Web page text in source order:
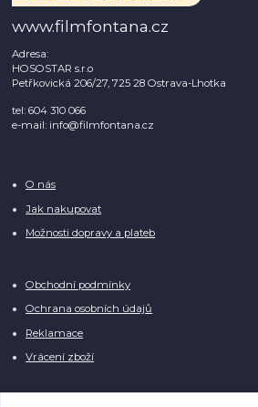
www.filmfontana.cz
Adresa:
HOSOSTAR s.r.o
Petřkovická 206/27, 725 28 Ostrava-Lhotka
tel: 604 310 066
e-mail: info@filmfontana.cz
O nás
Jak nakupovat
Možnosti dopravy a plateb
Obchodní podmínky
Ochrana osobních údajů
Reklamace
Vrácení zboží